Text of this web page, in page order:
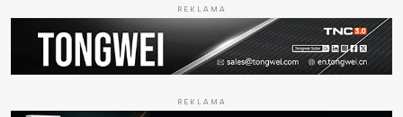
REKLAMA
REKLAMA